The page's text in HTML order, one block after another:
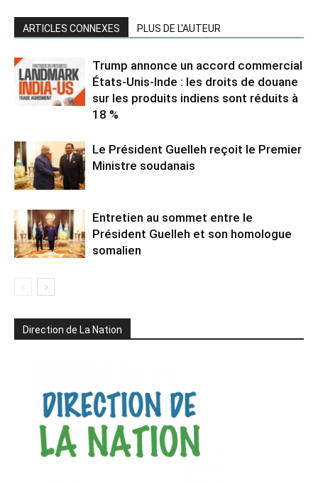
ARTICLES CONNEXES PLUS DE L'AUTEUR
Trump annonce un accord commercial
États-Unis-Inde : les droits de douane
sur les produits indiens sont réduits à
18 %
Le Président Guelleh reçoit le Premier
Ministre soudanais
Entretien au sommet entre le
Président Guelleh et son homologue
somalien
Direction de La Nation